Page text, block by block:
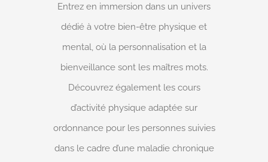
Entrez en immersion dans un univers
dédié à votre bien-être physique et
mental, où la personnalisation et la
bienveillance sont les maîtres mots.
Découvrez également les cours
d’activité physique adaptée sur
ordonnance pour les personnes suivies
dans le cadre d’une maladie chronique